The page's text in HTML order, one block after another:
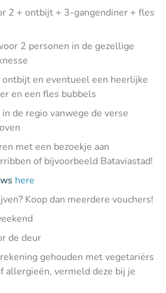
2 + ontbijt + 3-gangendiner + fles
2 personen in de gezellige
en eventueel een heerlijke
en een fles bubbels
de regio vanwege de verse
met een bezoekje aan
of bijvoorbeeld Bataviastad!
here
Koop dan meerdere vouchers!
de deur
gehouden met vegetariërs
allergieën, vermeld deze bij je